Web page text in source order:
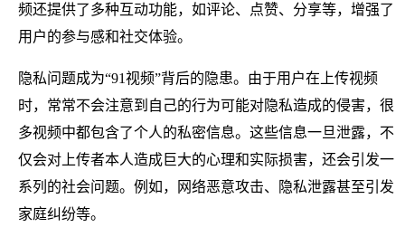
频还提供了多种互动功能，如评论、点赞、分享等，增强了
用户的参与感和社交体验。
隐私问题成为“91视频”背后的隐患。由于用户在上传视频
时，常常不会注意到自己的行为可能对隐私造成的侵害，很
多视频中都包含了个人的私密信息。这些信息一旦泄露，不
仅会对上传者本人造成巨大的心理和实际损害，还会引发一
系列的社会问题。例如，网络恶意攻击、隐私泄露甚至引发
家庭纠纷等。